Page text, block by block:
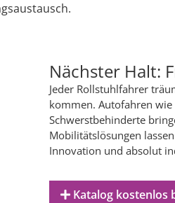
Nächster Halt:
Jeder Rollstuhlfahrer
kommen. Autofahren
Schwerstbehinderte
Mobilitätslösungen
Innovation und absolut
Katalog kostenlos